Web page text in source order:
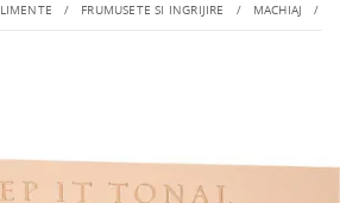
FRUMUSETE SI INGRIJIRE MACHIAJ